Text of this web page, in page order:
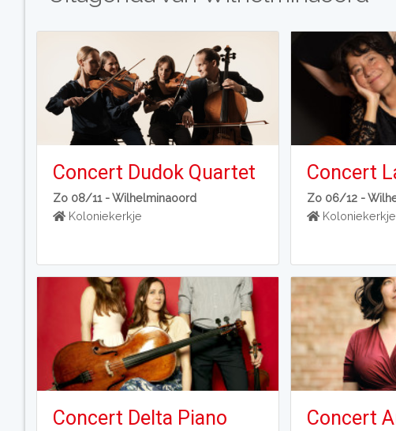
Concert Dudok Quartet
Zo 08/11 -Wilhelminaoord
Koloniekerkje
Concert
Zo 06/12 -
Koloniekerkje
Concert Delta Piano
Concert